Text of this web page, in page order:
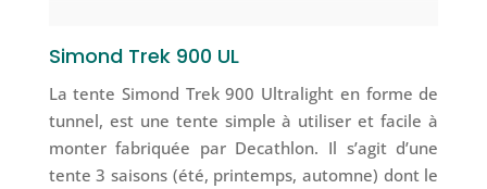
Simond Trek 900 UL
La tente Simond Trek 900 Ultralight en forme de
tunnel, est une tente simple à utiliser et facile à
monter fabriquée par Decathlon. Il s’agit d’une
tente 3 saisons (été, printemps, automne) dont le